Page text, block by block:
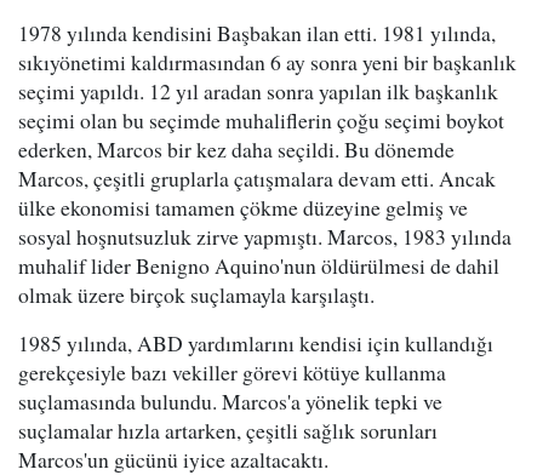
1978 yılında kendisini Başbakan ilan etti. 1981 yılında,
sıkıyönetimi kaldırmasından 6 ay sonra yeni bir başkanlık
seçimi yapıldı. 12 yıl aradan sonra yapılan ilk başkanlık
seçimi olan bu seçimde muhaliflerin çoğu seçimi boykot
ederken, Marcos bir kez daha seçildi. Bu dönemde
Marcos, çeşitli gruplarla çatışmalara devam etti. Ancak
ülke ekonomisi tamamen çökme düzeyine gelmiş ve
sosyal hoşnutsuzluk zirve yapmıştı. Marcos, 1983 yılında
muhalif lider Benigno Aquino'nun öldürülmesi de dahil
olmak üzere birçok suçlamayla karşılaştı.
1985 yılında, ABD yardımlarını kendisi için kullandığı
gerekçesiyle bazı vekiller görevi kötüye kullanma
suçlamasında bulundu. Marcos'a yönelik tepki ve
suçlamalar hızla artarken, çeşitli sağlık sorunları
Marcos'un gücünü iyice azaltacaktı.